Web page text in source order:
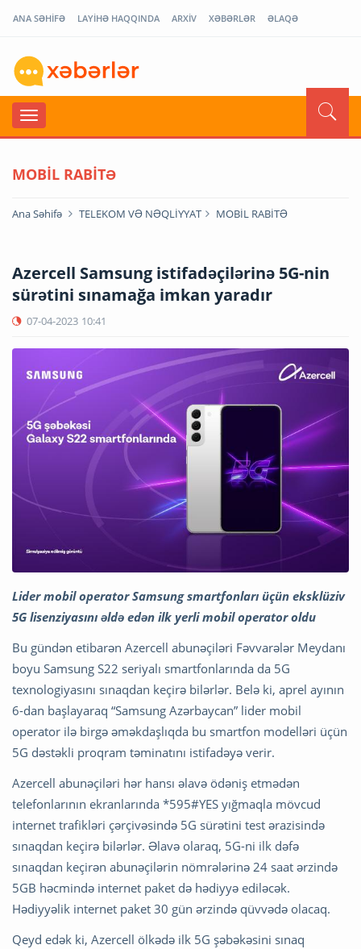
ANA SƏHİFƏ LAYİHƏ HAQQINDA ARXİV XƏBƏRLƏR ƏLAQƏ
MOBİL RABİTƏ
Ana Səhifə TELEKOM VƏ NƏQLİYYAT MOBİL RABİTƏ
Azercell Samsung istifadəçilərinə 5G-nin
sürətini sınamağa imkan yaradır
07-04-2023 10:41
Lider mobil operator Samsung smartfonları üçün eksklüziv
5G lisenziyasını əldə edən ilk yerli mobil operator oldu
Bu gündən etibarən Azercell abunəçiləri Fəvvarələr Meydanı
boyu Samsung S22 seriyalı smartfonlarında da 5G
texnologiyasını sınaqdan keçirə bilərlər. Belə ki, aprel ayının
6-dan başlayaraq “Samsung Azərbaycan” lider mobil
operator ilə birgə əməkdaşlıqda bu smartfon modelləri üçün
5G dəstəkli proqram təminatını istifadəyə verir.
Azercell abunəçiləri hər hansı əlavə ödəniş etmədən
telefonlarının ekranlarında *595#YES yığmaqla mövcud
internet trafikləri çərçivəsində 5G sürətini test ərazisində
sınaqdan keçirə bilərlər. Əlavə olaraq, 5G-ni ilk dəfə
sınaqdan keçirən abunəçilərin nömrələrinə 24 saat ərzində
5GB həcmində internet paket də hədiyyə ediləcək.
Hədiyyəlik internet paket 30 gün ərzində qüvvədə olacaq.
Qeyd edək ki, Azercell ölkədə ilk 5G şəbəkəsini sınaq